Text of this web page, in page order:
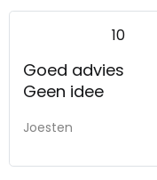
10
Goed advies
Geen idee
Joesten